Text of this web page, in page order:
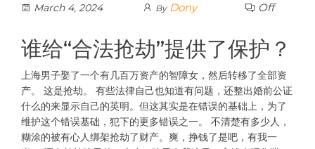
March 4, 2024
By Dony Off
谁给“合法抢劫”提供了保护？
上海男子娶了一个有几百万资产的智障女，然后转移了全部资
产。 这是抢劫。 有些法律自己也知道有问题，还整出婚前公证
什么的来显示自己的英明。但这其实是在错误的基础上，为了
维护这个错误基础，犯下的更多错误之一。 不清楚有多少人，
糊涂的被有心人绑架抢劫了财产。爽，挣钱了是吧，有我一